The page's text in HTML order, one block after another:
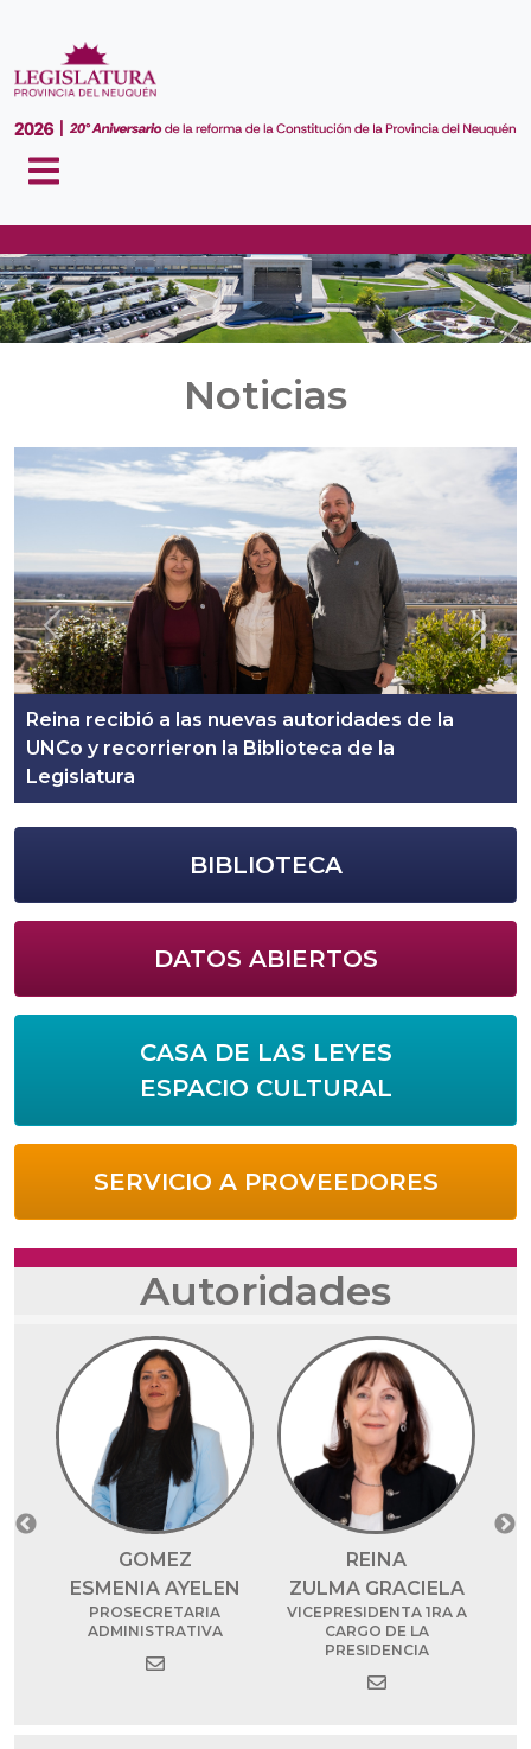
Noticias
Reina recibió a las nuevas autoridades de la
UNCo y recorrieron la Biblioteca de la
Legislatura
Previous Next
BIBLIOTECA
DATOS ABIERTOS
CASA DE LAS LEYES
ESPACIO CULTURAL
SERVICIO A PROVEEDORES
Autoridades
GOMEZ
ESMENIA AYELEN
PROSECRETARIA
ADMINISTRATIVA
REINA
ZULMA GRACIELA
VICEPRESIDENTA 1RA A
CARGO DE LA
PRESIDENCIA